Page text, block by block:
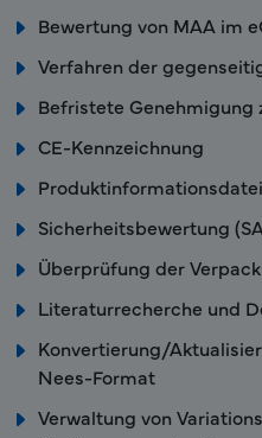
Bewertung von MAA im
Verfahren der
Befristete Genehmigung
CE-Kennzeichnung
Produktinformationsdatei
Sicherheitsbewertung
Überprüfung der
Literaturrecherche und
Konvertierung/
Nees-Format
Verwaltung von